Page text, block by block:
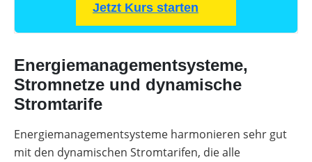
Jetzt Kurs starten
Energiemanagementsysteme,
Stromnetze und dynamische
Stromtarife
Energiemanagementsysteme harmonieren sehr gut
mit den dynamischen Stromtarifen, die alle